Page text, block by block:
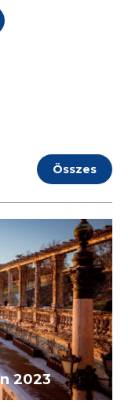
Összes
2023